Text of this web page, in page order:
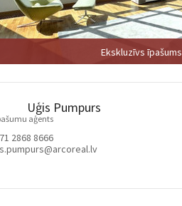
Ekskluzīvs īpašums
Uģis Pumpurs
aģents
2868 8666